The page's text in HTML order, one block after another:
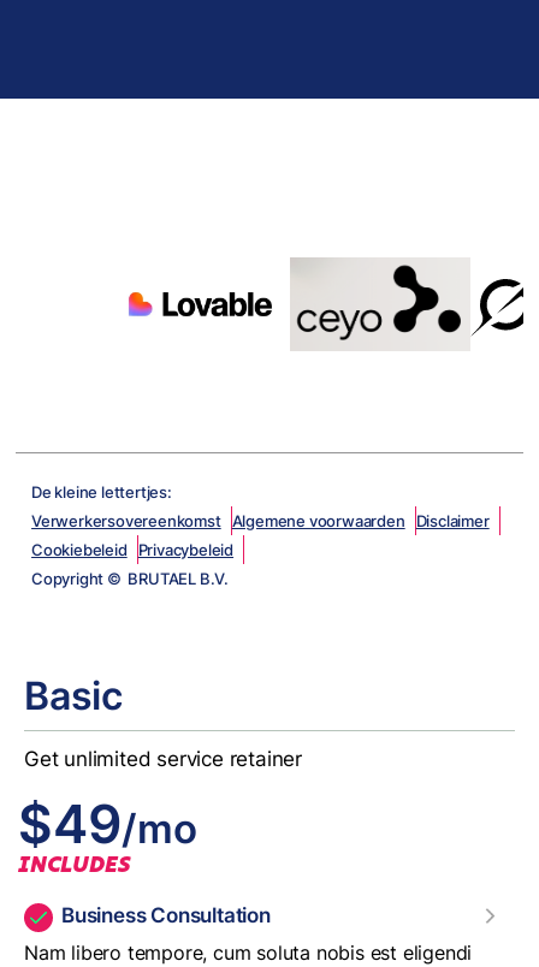
De kleine lettertjes:
Verwerkersovereenkomst Algemene voorwaarden
Disclaimer
Cookiebeleid
Privacybeleid
Copyright © BRUTAEL B.V.
Basic
Get unlimited service retainer
$49/mo
INCLUDES
Business Consultation
Nam libero tempore, cum soluta nobis est eligendi